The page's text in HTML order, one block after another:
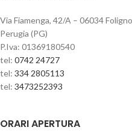
Via Fiamenga, 42/A – 06034 Foligno
Perugia (PG)
P.Iva: 01369180540
tel: 0742 24727
tel: 334 2805113
tel: 3473252393
ORARI APERTURA